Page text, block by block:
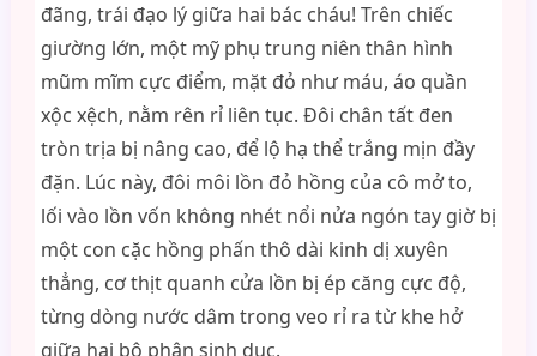
đãng, trái đạo lý giữa hai bác cháu! Trên chiếc
giường lớn, một mỹ phụ trung niên thân hình
mũm mĩm cực điểm, mặt đỏ như máu, áo quần
xộc xệch, nằm rên rỉ liên tục. Đôi chân tất đen
tròn trịa bị nâng cao, để lộ hạ thể trắng mịn đầy
đặn. Lúc này, đôi môi lồn đỏ hồng của cô mở to,
lối vào lồn vốn không nhét nổi nửa ngón tay giờ bị
một con cặc hồng phấn thô dài kinh dị xuyên
thẳng, cơ thịt quanh cửa lồn bị ép căng cực độ,
từng dòng nước dâm trong veo rỉ ra từ khe hở
giữa hai bộ phận sinh dục.